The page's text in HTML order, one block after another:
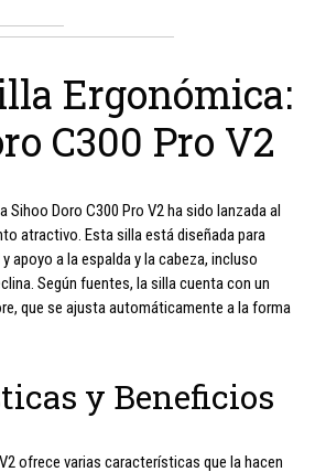
Ergonómica:
C300 Pro V2
Sihoo Doro C300 Pro V2 ha sido lanzada al
atractivo. Esta silla está diseñada para
apoyo a la espalda y la cabeza, incluso
Según fuentes, la silla cuenta con un
que se ajusta automáticamente a la forma
y Beneficios
ofrece varias características que la hacen